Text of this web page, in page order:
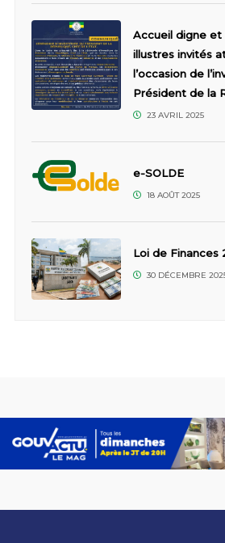
Accueil digne et
illustres invités
l’occasion de
Président de la
23 AVRIL 2025
e-SOLDE
18 AOÛT 2025
Loi de Finances
30 DÉCEMBRE